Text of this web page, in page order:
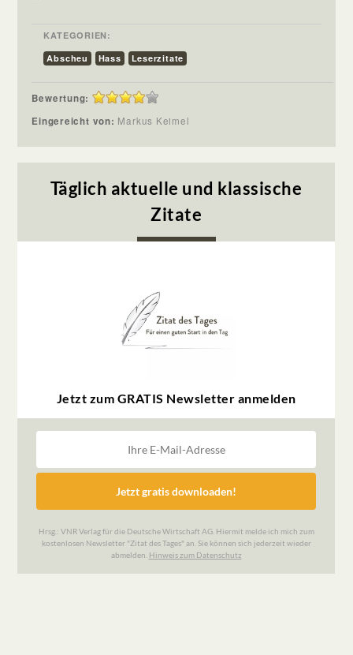
KATEGORIEN:
Abscheu
Hass Leserzitate
Bewertung:
Eingereicht von: Markus Keimel